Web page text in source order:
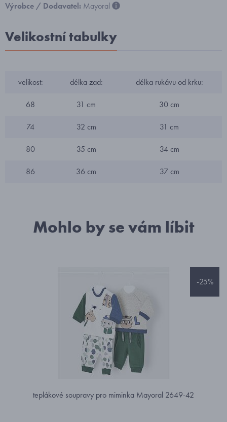
Výrobce / Dodavatel: Mayoral
Velikostní tabulky
velikost: délka zad: délka rukávu od krku:
68 31 cm 30 cm
74 32 cm 31 cm
80 35 cm 34 cm
86 36 cm 37 cm
Mohlo by se vám líbit
-25%
teplákové soupravy pro miminka Mayoral 2649-42